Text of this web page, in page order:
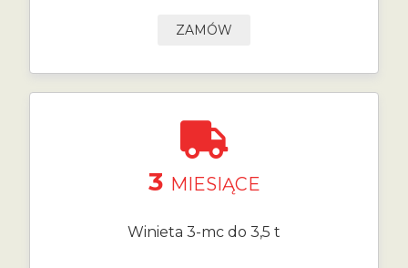
ZAMÓW
3 MIESIĄCE
Winieta 3-mc do 3,5 t